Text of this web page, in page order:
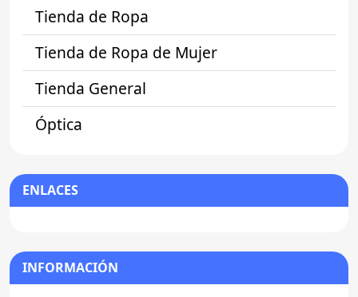
Tienda de Ropa
Tienda de Ropa de Mujer
Tienda General
Óptica
ENLACES
INFORMACIÓN